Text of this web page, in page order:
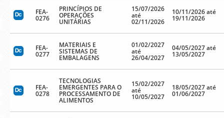
FEA-
0276
PRINCÍPIOS DE
OPERAÇÕES
UNITÁRIAS
15/07/2026
até
02/11/2026
10/11/2026 até
19/11/2026
FEA-
0277
MATERIAIS E
SISTEMAS DE
EMBALAGENS
01/02/2027
até
26/04/2027
04/05/2027 até
13/05/2027
FEA-
0278
TECNOLOGIAS
EMERGENTES PARA O
PROCESSAMENTO DE
ALIMENTOS
15/02/2027
até
10/05/2027
18/05/2027 até
01/06/2027